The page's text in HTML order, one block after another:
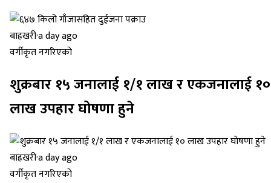
बाह्रखरी·a day ago
वर्गीकृत नगरिएको
शुक्रबार १५ जनालाई १/१ लाख र एकजनालाई १०
लाख उपहार घोषणा हुने
बाह्रखरी·a day ago
वर्गीकृत नगरिएको